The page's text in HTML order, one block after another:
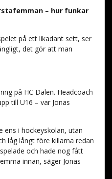
– hur funkar
på ett likadant sett, ser
det gör att man
på HC Dalen. Headcoach
till U16 – var Jonas
ens i hockeyskolan, utan
låg långt före killarna redan
och hade nog fått
innan, säger Jonas